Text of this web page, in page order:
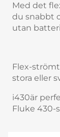
Med det
du snabbt
utan
Flex-
stora eller
i430är
Fluke 430-